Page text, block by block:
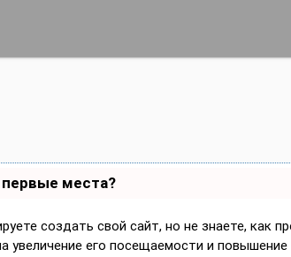
первые места?
создать свой сайт, но не знаете, как
увеличение его посещаемости и